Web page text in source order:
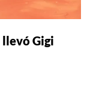
Gigi